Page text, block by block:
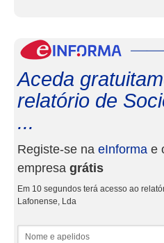
Aceda
relatório de
...
Registe-se na eInforma e
empresa grátis
Em 10 segundos terá acesso ao
Lafonense, Lda